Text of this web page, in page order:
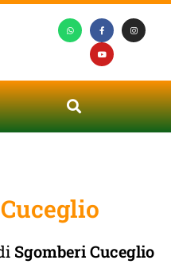
Sgomberi Cuceglio